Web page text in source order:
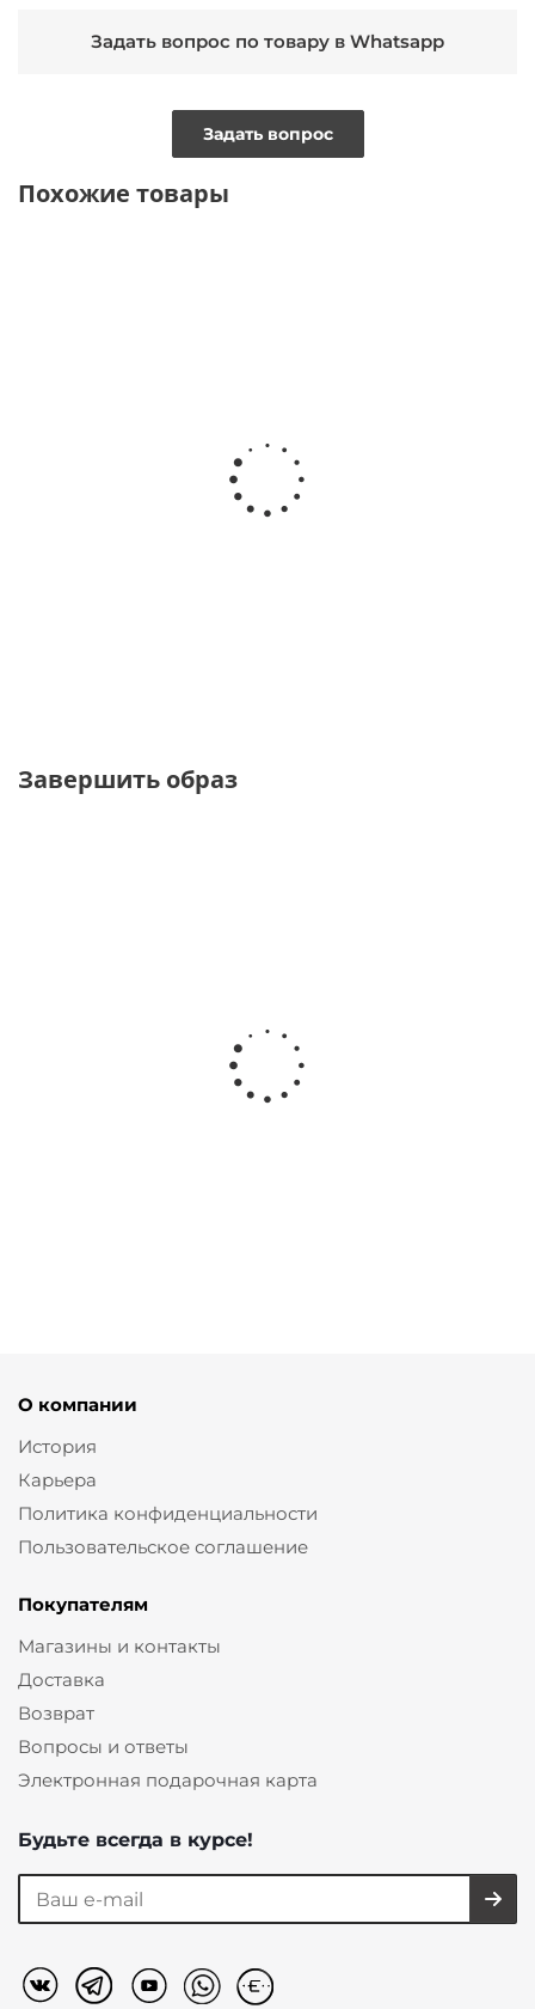
Задать вопрос по товару в Whatsapp
Задать вопрос
Похожие товары
Завершить образ
О компании
История
Карьера
Политика конфиденциальности
Пользовательское соглашение
Покупателям
Магазины и контакты
Доставка
Возврат
Вопросы и ответы
Электронная подарочная карта
Будьте всегда в курсе!